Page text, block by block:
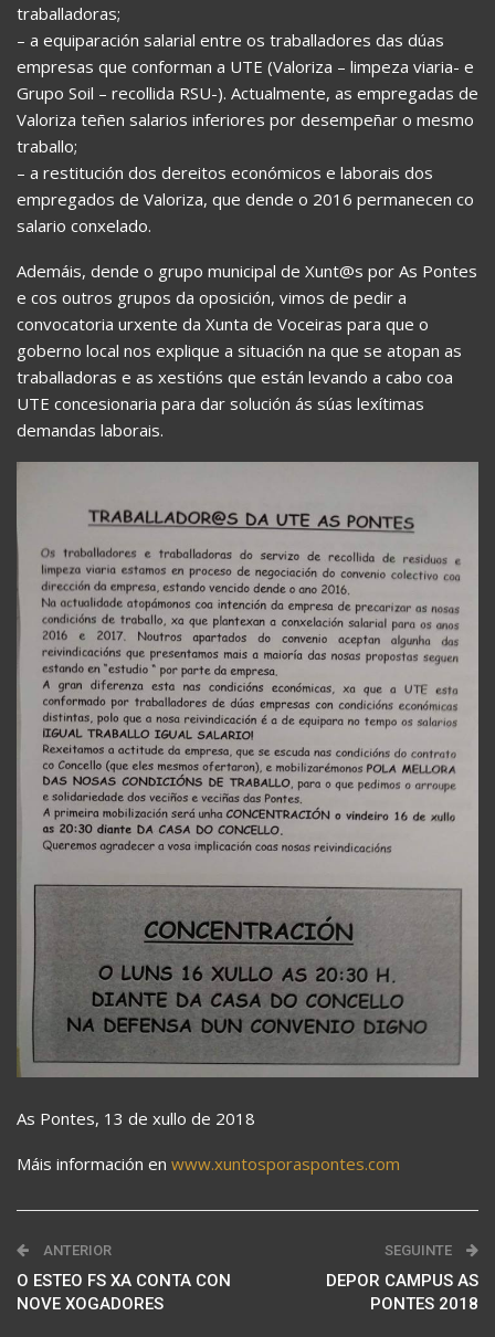
traballadoras;
– a equiparación salarial entre os traballadores das dúas
empresas que conforman a UTE (Valoriza – limpeza viaria- e
Grupo Soil – recollida RSU-). Actualmente, as empregadas de
Valoriza teñen salarios inferiores por desempeñar o mesmo
traballo;
– a restitución dos dereitos económicos e laborais dos
empregados de Valoriza, que dende o 2016 permanecen co
salario conxelado.
Ademáis, dende o grupo municipal de Xunt@s por As Pontes
e cos outros grupos da oposición, vimos de pedir a
convocatoria urxente da Xunta de Voceiras para que o
goberno local nos explique a situación na que se atopan as
traballadoras e as xestións que están levando a cabo coa
UTE concesionaria para dar solución ás súas lexítimas
demandas laborais.
As Pontes, 13 de xullo de 2018
Máis información en www.xuntosporaspontes.com
ANTERIOR
O ESTEO FS XA CONTA CON
NOVE XOGADORES
SEGUINTE
DEPOR CAMPUS AS
PONTES 2018